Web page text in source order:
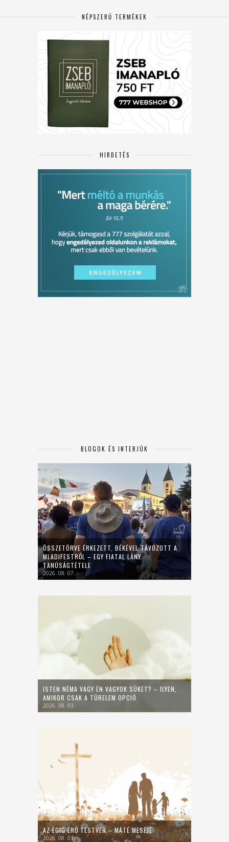
NÉPSZERŰ TERMÉKEK
HIRDETÉS
BLOGOK ÉS INTERJÚK
ÖSSZETÖRVE ÉRKEZETT, BÉKÉVEL TÁVOZOTT A
MLADIFESTRŐL – EGY FIATAL LÁNY
TANÚSÁGTÉTELE
2026. 08. 07.
ISTEN NÉMA VAGY ÉN VAGYOK SÜKET? – ILYEN,
AMIKOR CSAK A TÜRELEM OPCIÓ
2026. 08. 03.
AZ ÉGIG ÉRŐ TESTVÉR – MÁTÉ MESÉJE
2026. 08. 01.